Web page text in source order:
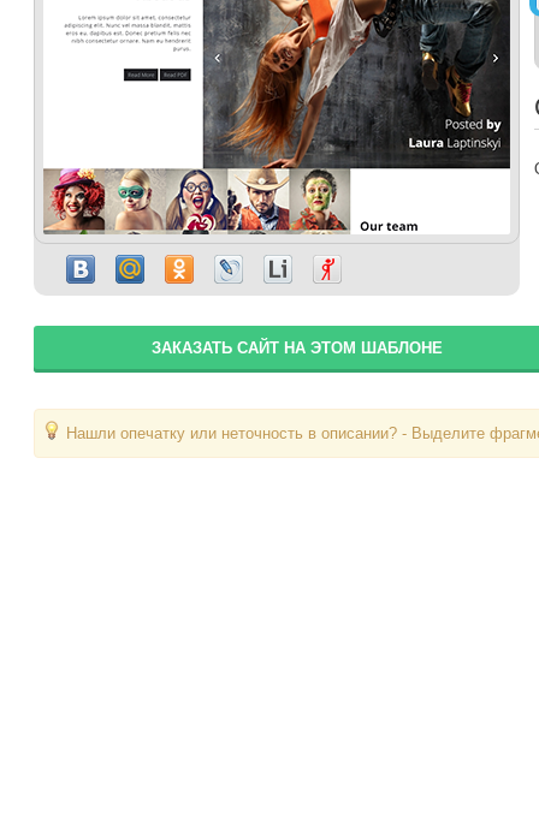
ЗАКАЗАТЬ САЙТ НА ЭТОМ ШАБЛОНЕ
Нашли опечатку или неточность в описании? - Выделите